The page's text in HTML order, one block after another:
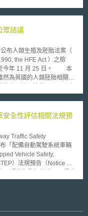
院發現，在
異常」等情形提供證據。
過法院獲得有效救濟。一
notice）向稅務法庭就
閱缺乏授權或授權理由不
行為之合法性本身可能因
不受到審查。另一方面，即
不附理由之情形下，也難以
8條對隱私權之保障。
含三個具體措施：a.歐
年投入共1億歐元，以進行
本外，不得收取其他費
用；d.引入監管機制；e.
盟執委會現已著手建立新
員國公開資訊。該網站預
眾諮議
布人類生殖及胚胎法案（
the HFE Act ）之檢
11 月 25 日。 本
為英國的人類胚胎相關技
府於 2004 年 1 月公布檢討
與建言，一方面建立公眾
國 21 世紀初期的需求，
的用之胚胎的定義與 粒
規範。 根據英國健康部在
的進展、社會態度的轉
這項活動引
何種胚胎可提供研究。委
因結構改變之細胞成為胚胎
安全性評估相關法規預
Traffic Safety
「配備自動駕駛系統車輛
Vehicle Safety,
）法規預告（Notice of
通與機
Vehicle Safety
得於公共道路上行駛；若